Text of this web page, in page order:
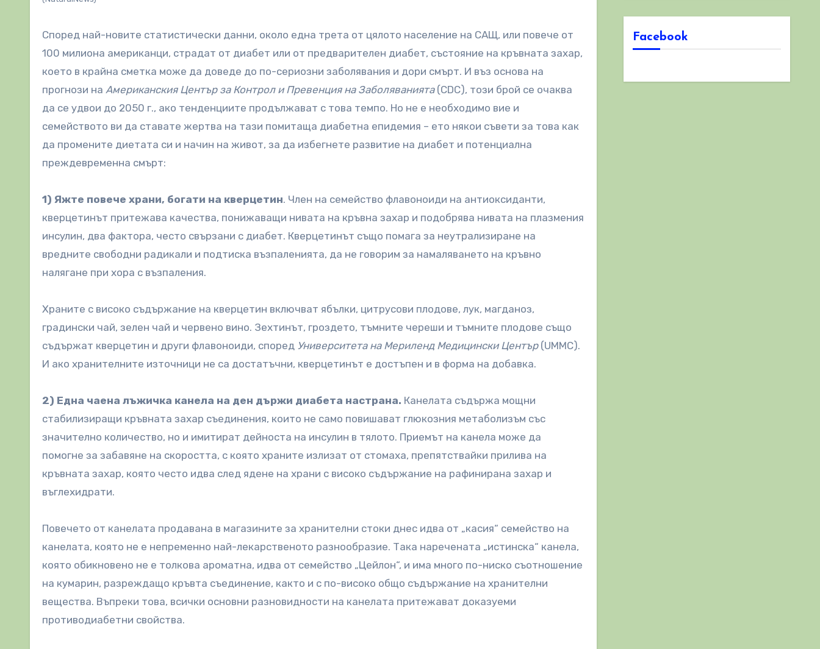
Според най-новите статистически данни, около една трета от цялото население на САЩ, или повече от
100 милиона американци, страдат от диабет или от предварителен диабет, състояние на кръвната захар,
което в крайна сметка може да доведе до по-сериозни заболявания и дори смърт. И въз основа на
прогнози на Американския Център за Контрол и Превенция на Заболяванията(CDC), този брой се очаква
да се удвои до 2050 г., ако тенденциите продължават с това темпо. Но не е необходимо вие и
семейството ви да ставате жертва на тази помитаща диабетна епидемия – ето някои съвети за това как
да промените диетата си и начин на живот, за да избегнете развитие на диабет и потенциална
преждевременна смърт:
1) Яжте повече храни, богати на кверцетин. Член на семейство флавоноиди на антиоксиданти,
кверцетинът притежава качества, понижаващи нивата на кръвна захар и подобрява нивата на плазмения
инсулин, два фактора, често свързани с диабет. Кверцетинът също помага за неутрализиране на
вредните свободни радикали и подтиска възпаленията, да не говорим за намаляването на кръвно
налягане при хора с възпаления.
Храните с високо съдържание на кверцетин включват ябълки, цитрусови плодове, лук, магданоз,
градински чай, зелен чай и червено вино. Зехтинът, гроздето, тъмните череши и тъмните плодове също
съдържат кверцетин и други флавоноиди, според Университета на Мериленд Медицински Център(UMMC).
И ако хранителните източници не са достатъчни, кверцетинът е достъпен и в форма на добавка.
2) Една чаена лъжичка канела на ден държи диабета настрана. Канелата съдържа мощни
стабилизиращи кръвната захар съединения, които не само повишават глюкозния метаболизъм със
значително количество, но и имитират дейноста на инсулин в тялото. Приемът на канела може да
помогне за забавяне на скоростта, с която храните излизат от стомаха, препятствайки прилива на
кръвната захар, която често идва след ядене на храни с високо съдържание на рафинирана захар и
въглехидрати.
Повечето от канелата продавана в магазините за хранителни стоки днес идва от „касия“ семейство на
канелата, която не е непременно най-лекарственото разнообразие. Така наречената „истинска“ канела,
която обикновено не е толкова ароматна, идва от семейство „Цейлон“, и има много по-ниско съотношение
на кумарин, разреждащо кръвта съединение, както и с по-високо общо съдържание на хранителни
вещества. Въпреки това, всички основни разновидности на канелата притежават доказуеми
противодиабетни свойства.
Facebook